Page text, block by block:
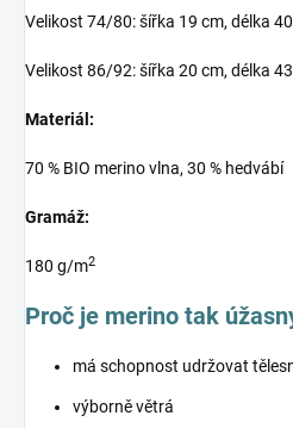
Velikost 74/80: šířka 19 cm, délka
Velikost 86/92: šířka 20 cm, délka
Materiál:
70 % BIO merino vlna, 30 % hedvábí
Gramáž:
180 g/m2
Proč je merino tak
má schopnost udržovat
výborně větrá